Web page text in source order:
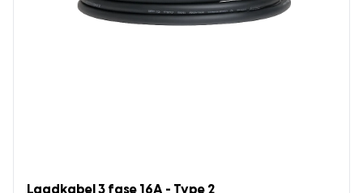
Laadkabel 3 fase 16A - Type 2